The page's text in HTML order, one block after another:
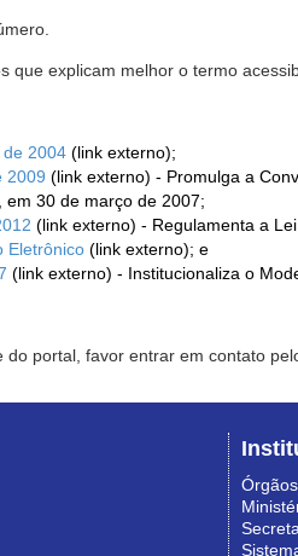
que explicam melhor o termo
de 2004 (link externo);
2009 (link externo) - Promulga a
em 30 de março de 2007;
(link externo) - Regulamenta a
Eletrônico (link externo); e
(link externo) - Institucionaliza o
portal, favor entrar em contato